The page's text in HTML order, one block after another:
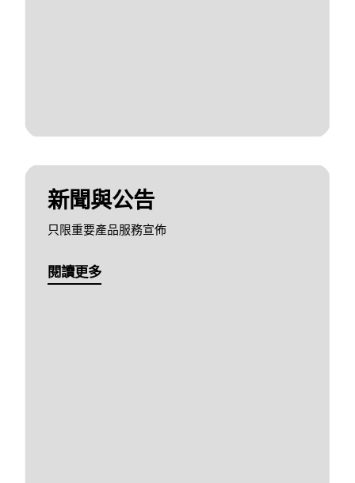
新聞與公告
只限重要產品服務宣佈
閱讀更多